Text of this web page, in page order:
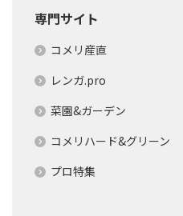
専門サイト
コメリ産直
レンガ.pro
菜園&ガーデン
コメリハード&グリーン
プロ特集